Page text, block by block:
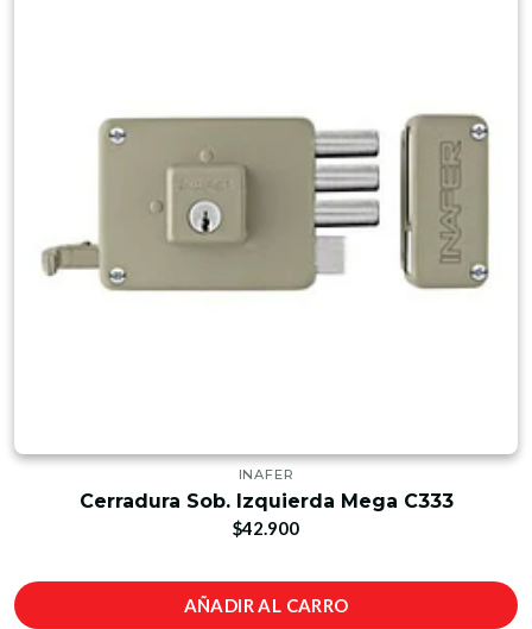
INAFER
Cerradura Sob. Izquierda Mega C333
$42.900
AÑADIR AL CARRO